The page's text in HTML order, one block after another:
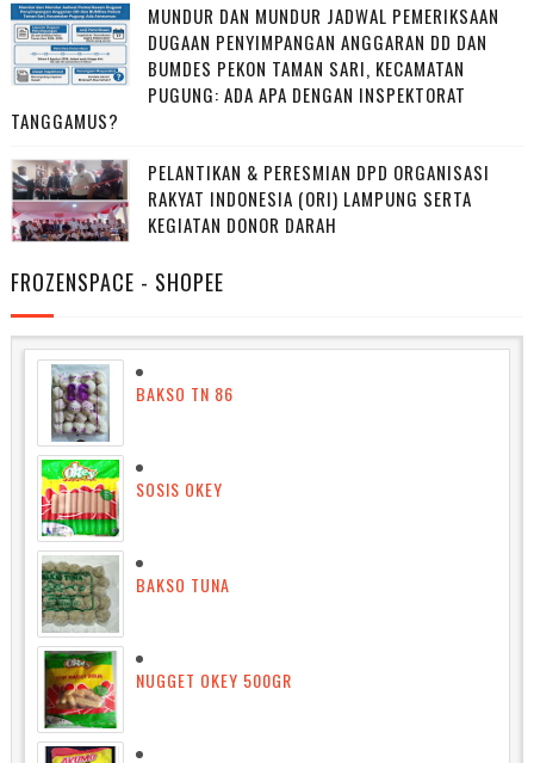
MUNDUR DAN MUNDUR JADWAL PEMERIKSAAN
DUGAAN PENYIMPANGAN ANGGARAN DD DAN
BUMDES PEKON TAMAN SARI, KECAMATAN
PUGUNG: ADA APA DENGAN INSPEKTORAT
TANGGAMUS?
PELANTIKAN & PERESMIAN DPD ORGANISASI
RAKYAT INDONESIA (ORI) LAMPUNG SERTA
KEGIATAN DONOR DARAH
FROZENSPACE - SHOPEE
BAKSO TN 86
SOSIS OKEY
BAKSO TUNA
NUGGET OKEY 500GR